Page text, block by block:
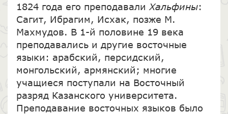
1824 года его преподавали Хальфины:
Сагит, Ибрагим, Исхак, позже М.
Махмудов. В 1-й половине 19 века
преподавались и другие восточные
языки: арабский, персидский,
монгольский, армянский; многие
учащиеся поступали на Восточный
разряд Казанского университета.
Преподавание восточных языков было